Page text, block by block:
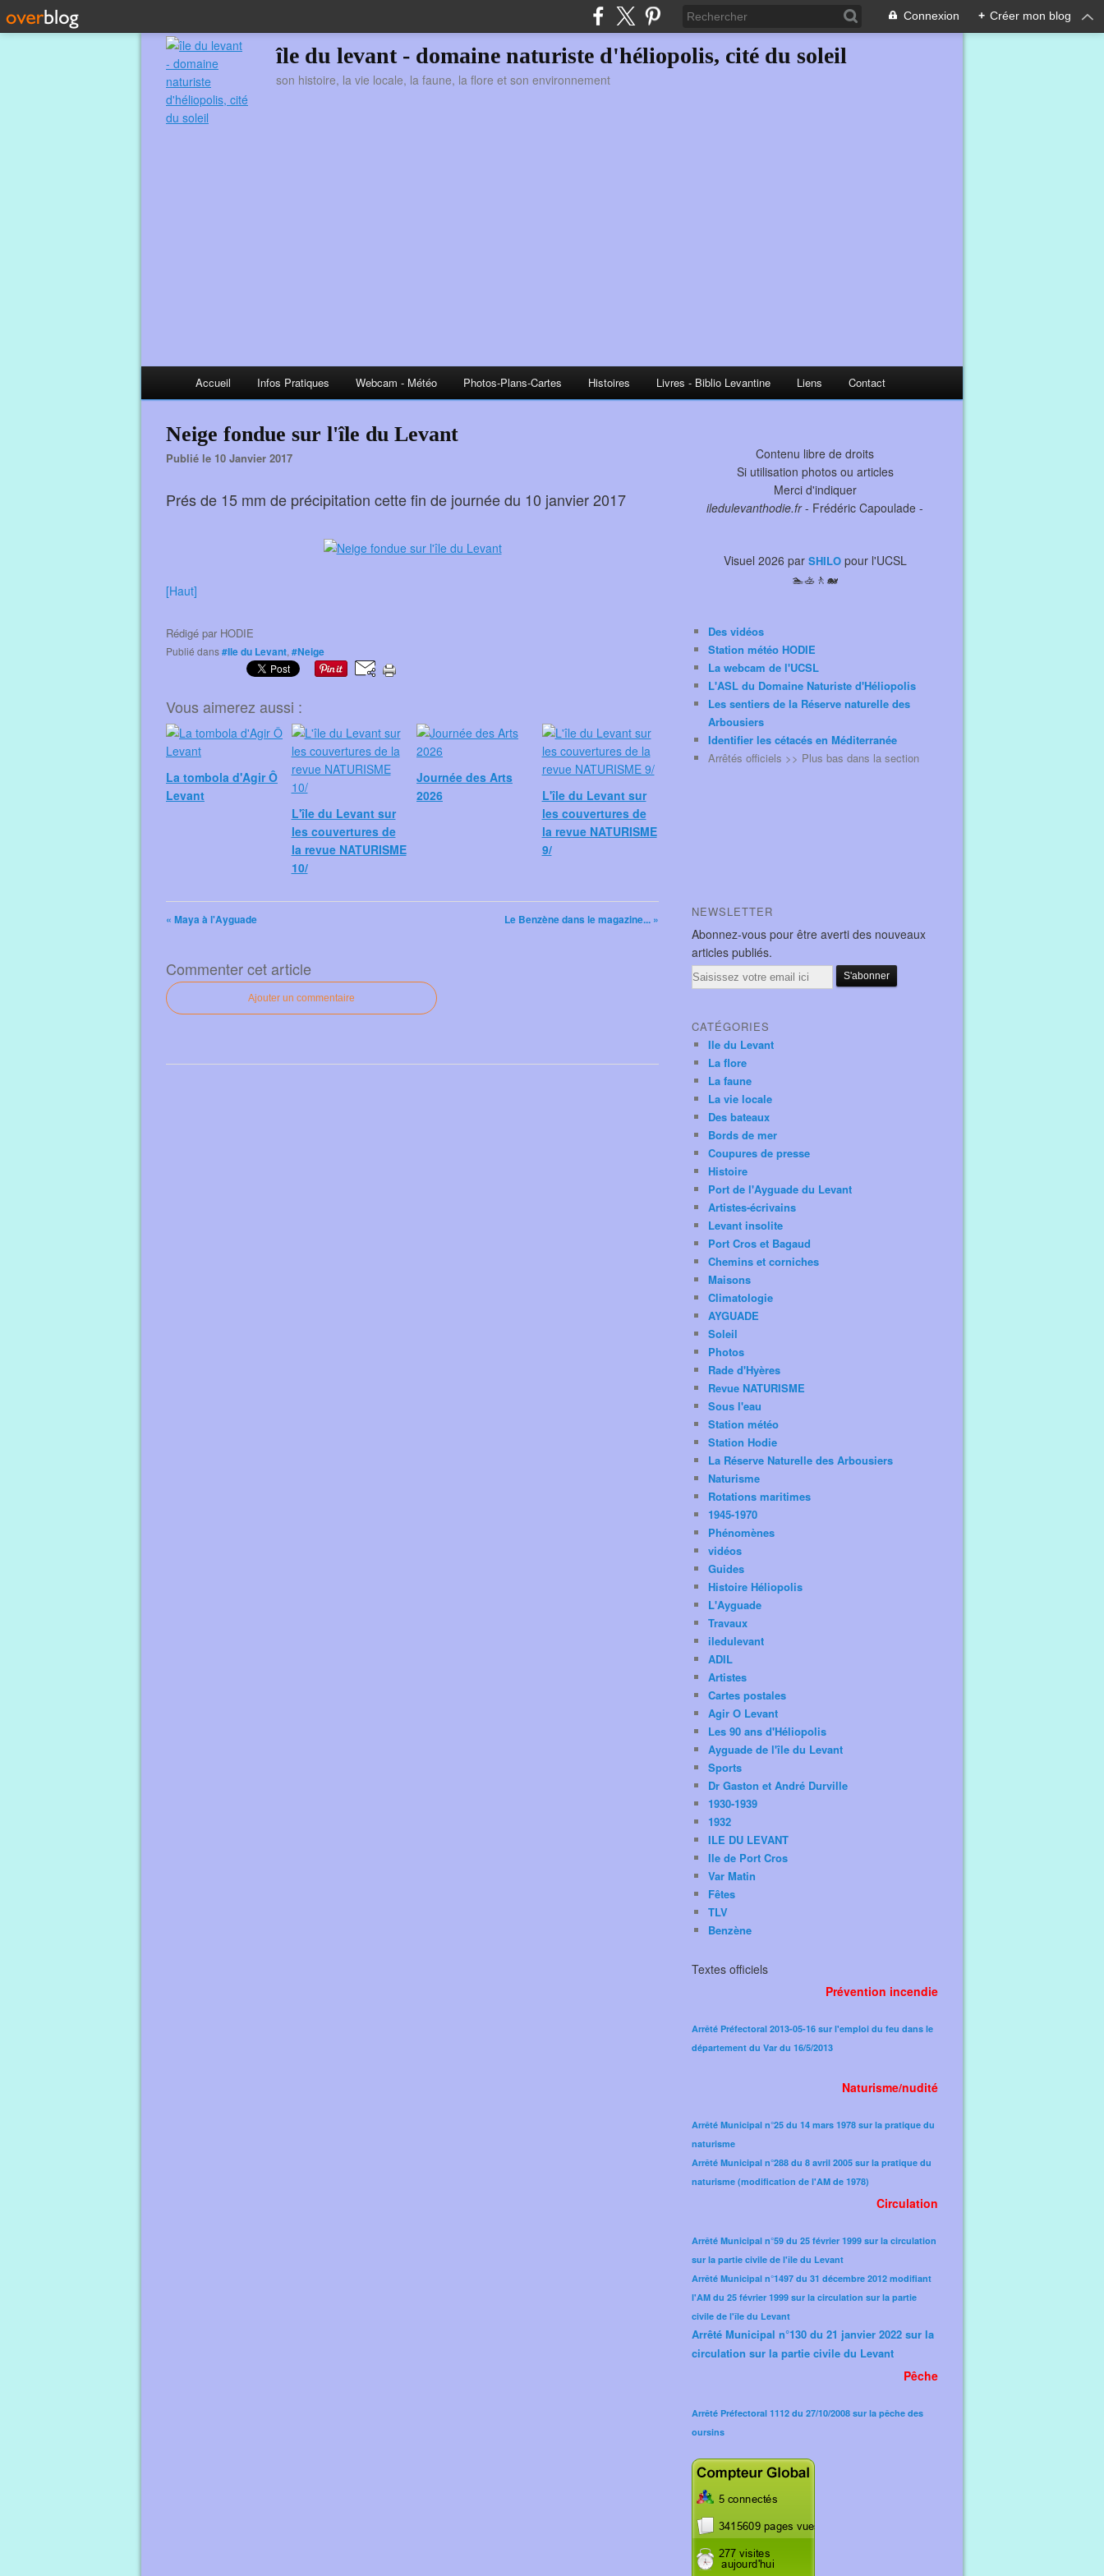
Connexion + Créer mon blog
île du levant - domaine naturiste d'héliopolis, cité du soleil
son histoire, la vie locale, la faune, la flore et son environnement
Accueil Infos Pratiques Webcam - Météo Photos-Plans-Cartes Histoires Livres - Biblio Levantine Liens Contact
Neige fondue sur l'île du Levant
Publié le 10 Janvier 2017
Prés de 15 mm de précipitation cette fin de journée du 10 janvier 2017
[Haut]
Rédigé par HODIE
Publié dans#Ile du Levant, #Neige
Vous aimerez aussi :
La tombola d'Agir Ô
Levant
L'île du Levant sur
les couvertures de
la revue NATURISME
10/
Journée des Arts
2026
L'île du Levant sur
les couvertures de
la revue NATURISME
9/
« Maya à l'Ayguade Le Benzène dans le magazine... »
Commenter cet article
Ajouter un commentaire
Contenu libre de droits
Si utilisation photos ou articles
Merci d'indiquer
iledulevanthodie.fr- Frédéric Capoulade -
Visuel 2026 par SHILOpour l'UCSL
🏊🚣🚶🐋
Des vidéos
Station météo HODIE
La webcam de l'UCSL
L'ASL du Domaine Naturiste d'Héliopolis
Les sentiers de la Réserve naturelle des
Arbousiers
Identifier les cétacés en Méditerranée
Arrêtés officiels >> Plus bas dans la section
NEWSLETTER
Abonnez-vous pour être averti des nouveaux
articles publiés.
Email
CATÉGORIES
Ile du Levant
La flore
La faune
La vie locale
Des bateaux
Bords de mer
Coupures de presse
Histoire
Port de l'Ayguade du Levant
Artistes-écrivains
Levant insolite
Port Cros et Bagaud
Chemins et corniches
Maisons
Climatologie
AYGUADE
Soleil
Photos
Rade d'Hyères
Revue NATURISME
Sous l'eau
Station météo
Station Hodie
La Réserve Naturelle des Arbousiers
Naturisme
Rotations maritimes
1945-1970
Phénomènes
vidéos
Guides
Histoire Héliopolis
L'Ayguade
Travaux
iledulevant
ADIL
Artistes
Cartes postales
Agir O Levant
Les 90 ans d'Héliopolis
Ayguade de l'île du Levant
Sports
Dr Gaston et André Durville
1930-1939
1932
ILE DU LEVANT
Ile de Port Cros
Var Matin
Fêtes
TLV
Benzène
Textes officiels
Prévention incendie
Arrêté Préfectoral 2013-05-16 sur l'emploi du feu dans le
département du Var du 16/5/2013
Naturisme/nudité
Arrêté Municipal n°25 du 14 mars 1978 sur la pratique du
naturisme
Arrêté Municipal n°288 du 8 avril 2005 sur la pratique du
naturisme (modification de l'AM de 1978)​
Circulation
Arrêté Municipal n°59 du 25 février 1999 sur la circulation
sur la partie civile de l'île du Levant
Arrêté Municipal n°1497 du 31 décembre 2012 modifiant
l'AM du 25 février 1999 sur la circulation sur la partie
civile de l'île du Levant
Arrêté Municipal n°130 du 21 janvier 2022 sur la
circulation sur la partie civile du Levant
Pêche
Arrêté Préfectoral 1112 du 27/10/2008 sur la pêche des
oursins